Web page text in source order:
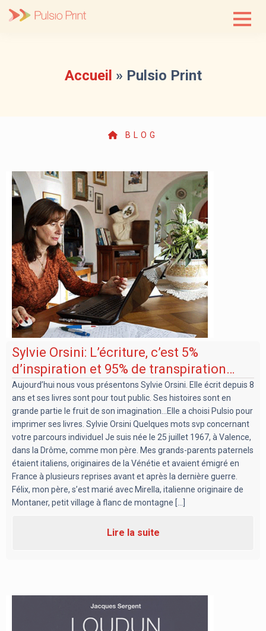
Accueil » Pulsio Print
BLOG
Sylvie Orsini: L’écriture, c’est 5%
d’inspiration et 95% de transpiration…
Aujourd’hui nous vous présentons Sylvie Orsini. Elle écrit depuis 8
ans et ses livres sont pour tout public. Ses histoires sont en
grande partie le fruit de son imagination...Elle a choisi Pulsio pour
imprimer ses livres. Sylvie Orsini Quelques mots svp concernant
votre parcours individuel Je suis née le 25 juillet 1967, à Valence,
dans la Drôme, comme mon père. Mes grands-parents paternels
étaient italiens, originaires de la Vénétie et avaient émigré en
France à plusieurs reprises avant et après la dernière guerre.
Félix, mon père, s’est marié avec Mirella, italienne originaire de
Montaner, petit village à flanc de montagne [...]
Lire la suite